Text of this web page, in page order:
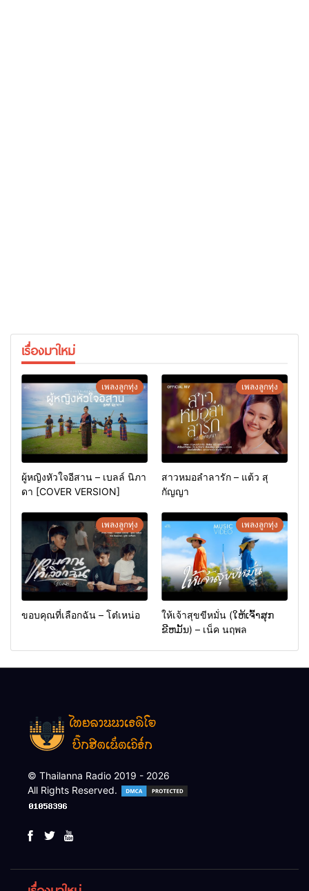
เรื่องมาใหม่
เพลงลูกทุ่ง
ผู้หญิงหัวใจอีสาน – เบลล์ นิภา
ดา [COVER VERSION]
เพลงลูกทุ่ง
สาวหมอลำลารัก – แต้ว สุ
กัญญา
เพลงลูกทุ่ง
ขอบคุณที่เลือกฉัน – โต๋เหน่อ
เพลงลูกทุ่ง
ให้เจ้าสุขขีหมั่น (ໃຫ້ເຈົ້າສຸກ
ຂີຫມັ້ນ) – เน็ค นฤพล
© Thailanna Radio 2019 - 2026
All Rights Reserved.